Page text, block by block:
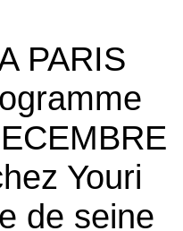
PARIS
Youri
de seine